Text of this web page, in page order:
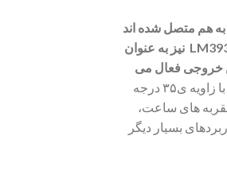
سیم های جامپر به هم متصل شده اند
نیز به عنوان
خروجی فعال می
هنگامی که ماژول مانعی را در مقابل سیگنال ساتع شده تشخیص می دهد، چراغ سبز روی مدار روشن می شود. این ماژول از ۲ تا 20 سانتیمتر با زاویه ی۳۵ درجه
های ساعت،
بسیار دیگر